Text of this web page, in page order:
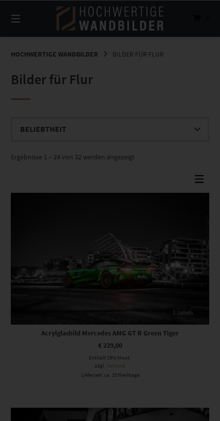
zum
Inhalt
HOCHWERTIGE WANDBILDER BILDER FÜR FLUR
Bilder für Flur
Ergebnisse 1 – 24 von 32 werden angezeigt
Acrylglasbild Mercedes AMG GT R Green Tiger
€229,00
Enthält 19% Mwst.
zzgl. Versand
Lieferzeit: ca. 10 Werktage
Dieses Produkt weist mehrere Varianten auf. Die Optionen können auf der Produktseite gewählt werden